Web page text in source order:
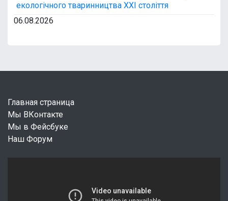
екологічного тваринництва XXI століття
06.08.2026
Главная страница
Мы ВКонтакте
Мы в Фейсбуке
Наш Форум